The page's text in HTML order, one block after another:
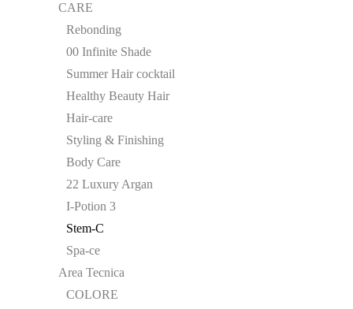
CARE
Rebonding
00 Infinite Shade
Summer Hair cocktail
Healthy Beauty Hair
Hair-care
Styling & Finishing
Body Care
22 Luxury Argan
I-Potion 3
Stem-C
Spa-ce
Area Tecnica
COLORE